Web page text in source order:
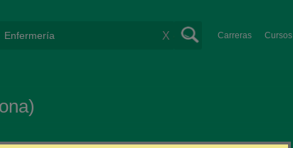
Carreras Cursos
X